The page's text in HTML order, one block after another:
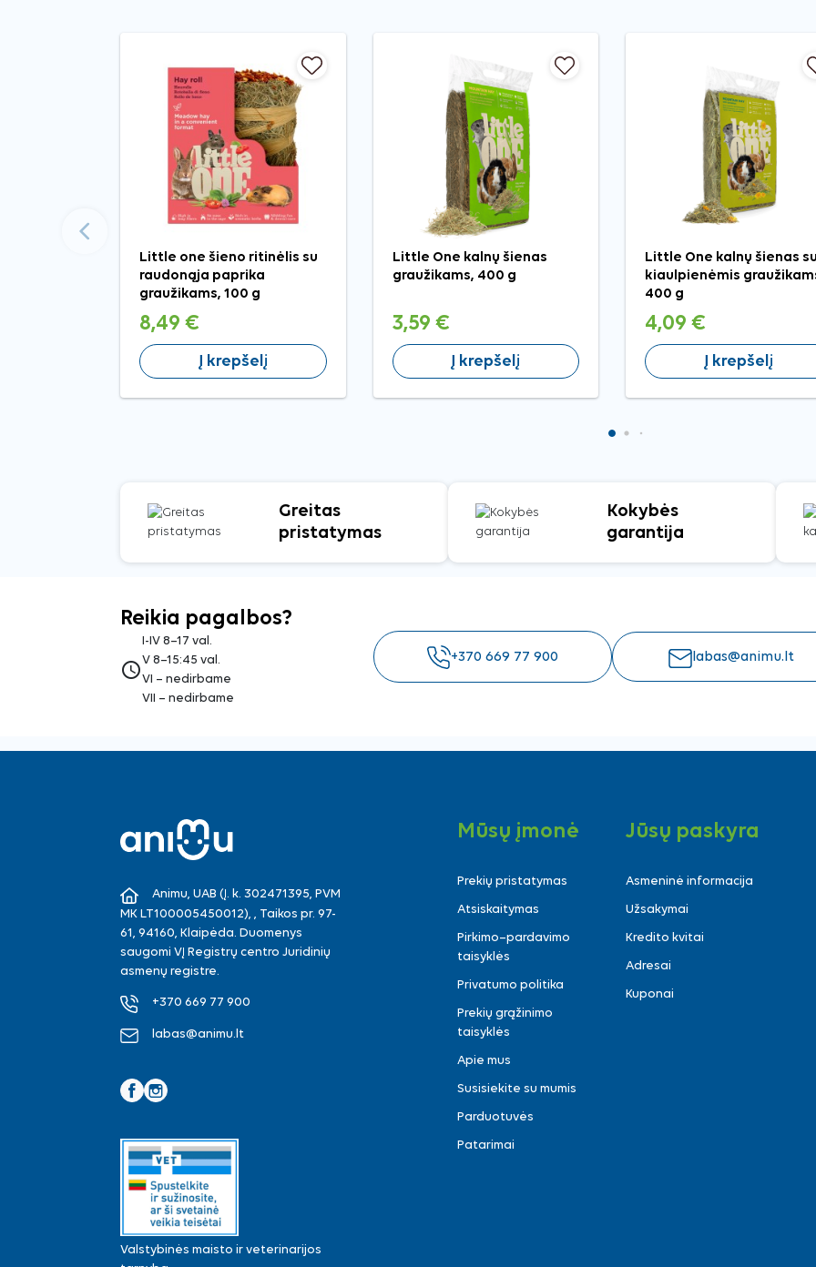
Little one šieno ritinėlis su
raudonąja paprika
graužikams, 100 g
8,49 €
Į krepšelį
Little One kalnų šienas
graužikams, 400 g
3,59 €
Į krepšelį
Little One kalnų šienas
kiaulpienėmis
400 g
4,09 €
Į krepšelį
Greitas
pristatymas
Kokybės
garantija
Reikia pagalbos?
access_time
I-IV 8–17 val.
V 8–15:45 val.
VI – nedirbame
VII – nedirbame
+370 669 77 900 labas@animu.lt
Animu, UAB (Į. k. 302471395, PVM
MK LT100005450012), , Taikos pr. 97-
61, 94160, Klaipėda. Duomenys
saugomi VĮ Registrų centro Juridinių
asmenų registre.
+370 669 77 900
labas@animu.lt
Valstybinės maisto ir veterinarijos
Mūsų įmonė
Prekių pristatymas
Atsiskaitymas
Pirkimo–pardavimo
taisyklės
Privatumo politika
Prekių grąžinimo
taisyklės
Apie mus
Susisiekite su mumis
Parduotuvės
Patarimai
Jūsų paskyra
Asmeninė informacija
Užsakymai
Kredito kvitai
Adresai
Kuponai